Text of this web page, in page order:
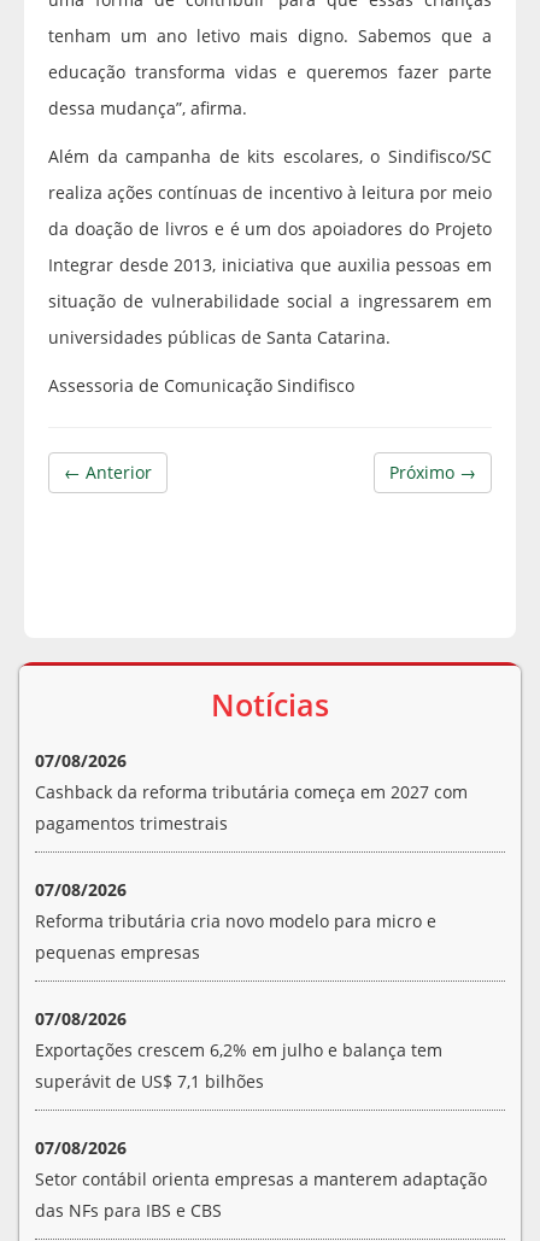
tenham um ano letivo mais digno. Sabemos que a
educação transforma vidas e queremos fazer parte
dessa mudança”, afirma.
Além da campanha de kits escolares, o Sindifisco/SC
realiza ações contínuas de incentivo à leitura por meio
da doação de livros e é um dos apoiadores do Projeto
Integrar desde 2013, iniciativa que auxilia pessoas em
situação de vulnerabilidade social a ingressarem em
universidades públicas de Santa Catarina.
Assessoria de Comunicação Sindifisco
Próximo →
← Anterior
Notícias
07/08/2026
Cashback da reforma tributária começa em 2027 com
pagamentos trimestrais
07/08/2026
Reforma tributária cria novo modelo para micro e
pequenas empresas
07/08/2026
Exportações crescem 6,2% em julho e balança tem
superávit de US$ 7,1 bilhões
07/08/2026
Setor contábil orienta empresas a manterem adaptação
das NFs para IBS e CBS